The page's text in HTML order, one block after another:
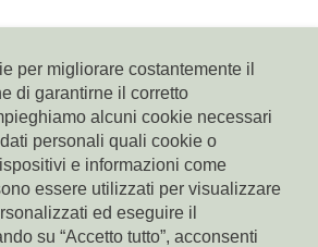
per migliorare costantemente il
di garantirne il corretto
alcuni cookie necessari
personali quali cookie o
e informazioni come
essere utilizzati per visualizzare
ed eseguire il
su “Accetto tutto”, acconsenti